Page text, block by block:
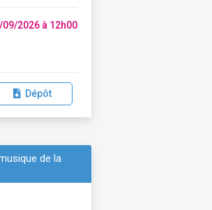
09/2026 à 12h00
Dépôt
de la